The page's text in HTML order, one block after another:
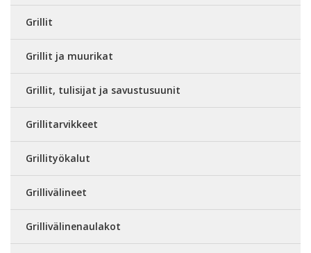
Grillit
Grillit ja muurikat
Grillit, tulisijat ja savustusuunit
Grillitarvikkeet
Grillityökalut
Grillivälineet
Grillivälinenaulakot